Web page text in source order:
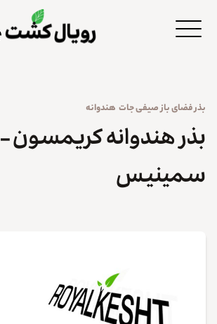
بذرفضای بازصیفی جات هندوانه
بذر هندوانه کریمسون –
سمینیس